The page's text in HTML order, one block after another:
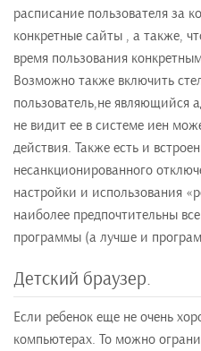
расписание пользователя за
конкретные сайты , а также,
время пользования
Возможно также включить
пользователь,не
не видит ее в системе иен
действия. Также есть и
несанкционированного
настройки и использования
наиболее предпочтительны
программы (а лучше и
Детский браузер.
Если ребенок еще не очень
компьютерах. То можно